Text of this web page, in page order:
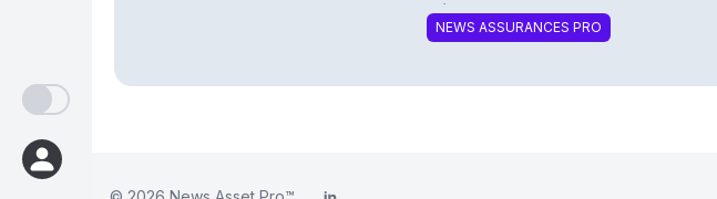
trimestre 2026 de Chubb
Limited
NEWS ASSURANCES PRO